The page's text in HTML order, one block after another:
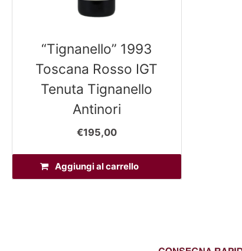
“Tignanello” 1993
Toscana Rosso IGT
Tenuta Tignanello
Antinori
€195,00
Aggiungi al carrello